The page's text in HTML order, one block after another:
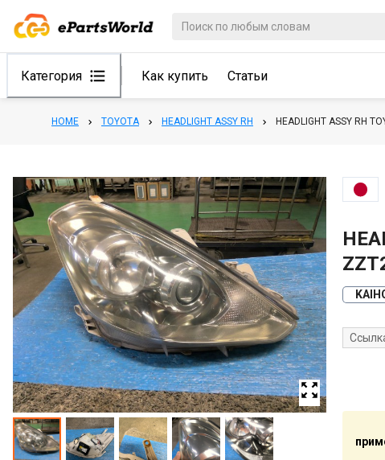
Категория Как купить Статьи
HOME TOYOTA HEADLIGHT ASSY RH HEADLIGHT ASSY RH